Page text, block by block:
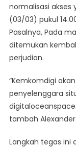
normalisasi akses
(03/03) pukul
Pasalnya, Pada
ditemukan
perjudian.
“Kemkomdigi
penyelenggara
tambah Alexander.
Langkah tegas ini